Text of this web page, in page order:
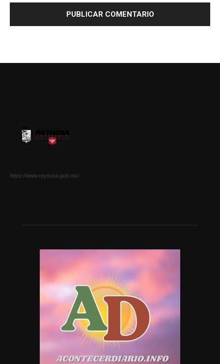
https://www.reynosa.gob.mx/